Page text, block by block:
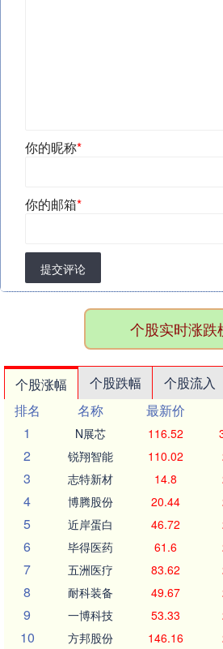
你的昵称*
你的邮箱*
提交评论
个股实时涨跌
个股涨幅 个股跌幅 个股流入
排名
名称 最新价
1
N展芯 116.52
2 锐翔智能 110.02
3 志特新材 14.8
4 博腾股份 20.44
5 近岸蛋白 46.72
6 毕得医药 61.6
7 五洲医疗 83.62
8 耐科装备 49.67
9 一博科技 53.33
10 方邦股份 146.16